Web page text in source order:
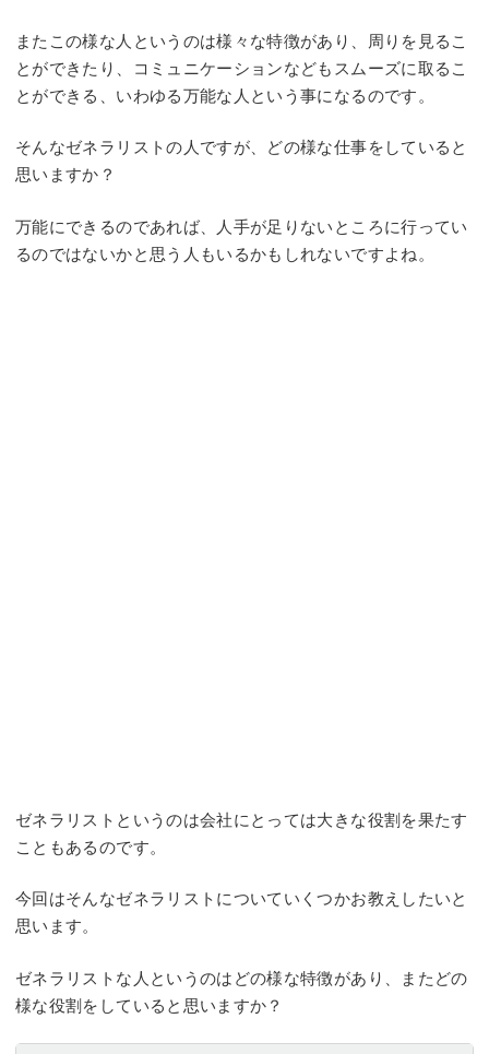
またこの様な人というのは様々な特徴があり、周りを見るこ
とができたり、コミュニケーションなどもスムーズに取るこ
とができる、いわゆる万能な人という事になるのです。
そんなゼネラリストの人ですが、どの様な仕事をしていると
思いますか？
万能にできるのであれば、人手が足りないところに行ってい
るのではないかと思う人もいるかもしれないですよね。
ゼネラリストというのは会社にとっては大きな役割を果たす
こともあるのです。
今回はそんなゼネラリストについていくつかお教えしたいと
思います。
ゼネラリストな人というのはどの様な特徴があり、またどの
様な役割をしていると思いますか？